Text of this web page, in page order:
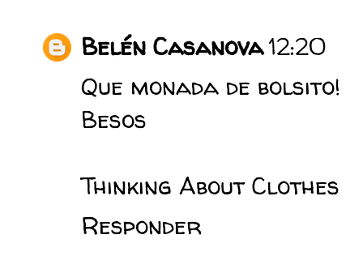
Belén Casanova12:20
Que monada de bolsito!
Besos
Thinking About Clothes
Responder